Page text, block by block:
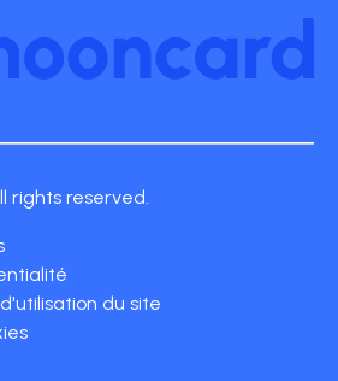
rights reserved.
du site